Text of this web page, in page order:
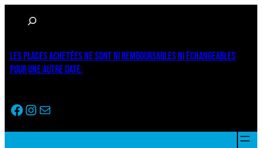
LES PLACES ACHETÉES NE SONT NI REMBOURSABLES NI ÉCHANGEABLES
POUR UNE AUTRE DATE.
Facebook
Instagram
Newsletter